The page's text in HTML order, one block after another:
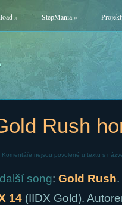
» StepMania»
Rush
Komentáře nejsou povolené u textu s
další song: Gold Rush.
14(IIDX Gold).